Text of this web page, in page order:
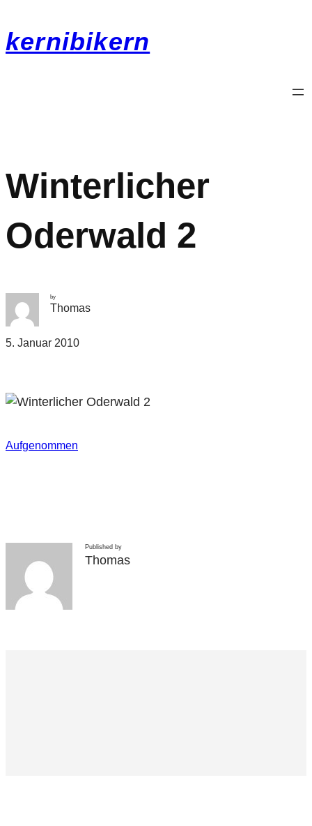
kernibikern
Winterlicher
Oderwald 2
by
Thomas
5. Januar 2010
Aufgenommen
Published by
Thomas